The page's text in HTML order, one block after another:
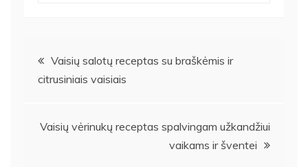
Navigacija
tarp
įrašų
Vaisių salotų receptas su braškėmis ir
citrusiniais vaisiais
Vaisių vėrinukų receptas spalvingam užkandžiui
vaikams ir šventei